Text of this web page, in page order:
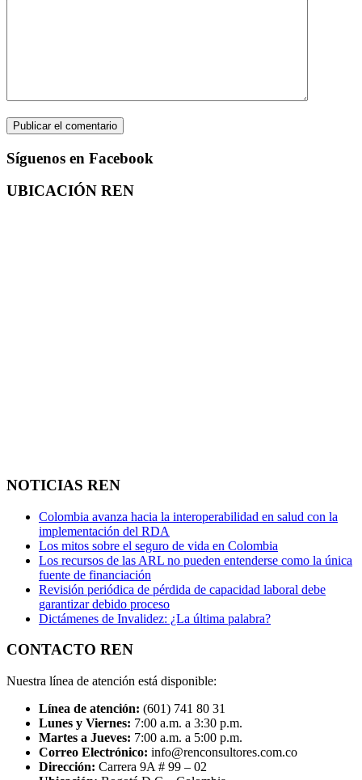
Síguenos en Facebook
UBICACIÓN REN
NOTICIAS REN
Colombia avanza hacia la interoperabilidad en salud con la
implementación del RDA
Los mitos sobre el seguro de vida en Colombia
Los recursos de las ARL no pueden entenderse como la única
fuente de financiación
Revisión periódica de pérdida de capacidad laboral debe
garantizar debido proceso
Dictámenes de Invalidez: ¿La última palabra?
CONTACTO REN
Nuestra línea de atención está disponible:
Línea de atención: (601) 741 80 31
Lunes y Viernes: 7:00 a.m. a 3:30 p.m.
Martes a Jueves: 7:00 a.m. a 5:00 p.m.
Correo Electrónico: info@renconsultores.com.co
Dirección: Carrera 9A # 99 – 02